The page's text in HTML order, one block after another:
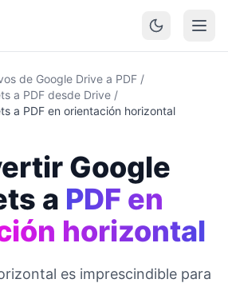
de Google Drive a PDF /
a PDF desde Drive /
a PDF en orientación horizontal
Google
a PDF en
horizontal
es imprescindible para